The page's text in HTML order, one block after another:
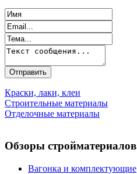
Краски, лаки, клеи
Строительные материалы
Отделочные материалы
Обзоры стройматериалов
Вагонка и комплектующие